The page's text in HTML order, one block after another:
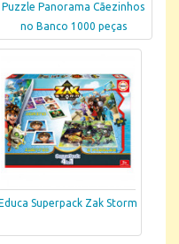
Puzzle Panorama Cãezinhos
no Banco 1000 peças
Educa Superpack Zak Storm